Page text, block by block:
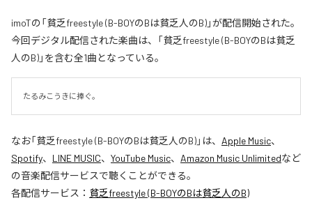
imoTの「貧乏freestyle (B-BOYのBは貧乏人のB)」が配信開始された。
今回デジタル配信された楽曲は、「貧乏freestyle (B-BOYのBは貧乏
人のB)」を含む全1曲となっている。
たるみこうきに捧ぐ。
なお「貧乏freestyle (B-BOYのBは貧乏人のB)」は、 Apple Music、
Spotify、 LINE MUSIC、 YouTube Music、 Amazon Music Unlimitedなど
の音楽配信サービスで聴くことができる。
各配信サービス： 貧乏freestyle (B-BOYのBは貧乏人のB)